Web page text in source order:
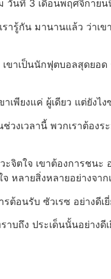
วันที่ 3 เดือนพฤศจิกายน
รารู้กัน มานานแล้ว ว่าเ
ขาเป็นนักฟุตบอลสุดย
เพียงแค่ ผู้เดียว แต่ยัง
งเวลานี้ พวกเราต้อง
ะจิตใจ เขาต้องการช
หลายสิ่งหลายอย่างจาก
ต้อนรับ ซัวเรซ อย่างดี
บถึง ประเด็นนั้นอย่า